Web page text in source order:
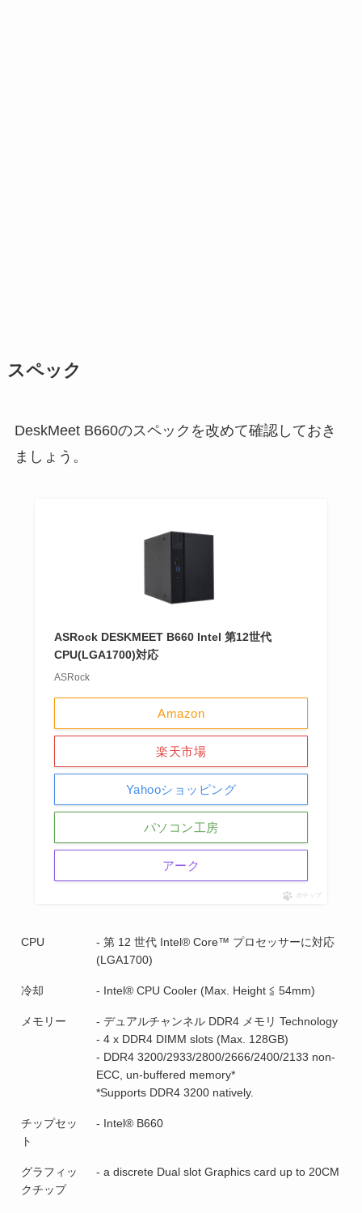
スペック
DeskMeet B660のスペックを改めて確認しておき
ましょう。
ASRock DESKMEET B660 Intel 第12世代
CPU(LGA1700)対応
ASRock
Amazon
楽天市場
Yahooショッピング
パソコン工房
アーク
ポチップ
CPU
- 第 12 世代 Intel® Core™ プロセッサーに対応
(LGA1700)
冷却 - Intel® CPU Cooler (Max. Height ≦ 54mm)
メモリー
- デュアルチャンネル DDR4 メモリ Technology
- 4 x DDR4 DIMM slots (Max. 128GB)
- DDR4 3200/2933/2800/2666/2400/2133 non-
ECC, un-buffered memory*
*Supports DDR4 3200 natively.
チップセッ
ト
- Intel® B660
グラフィッ
クチップ
- a discrete Dual slot Graphics card up to 20CM